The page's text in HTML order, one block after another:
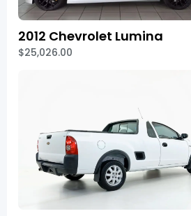
2012 Chevrolet Lumina
$25,026.00